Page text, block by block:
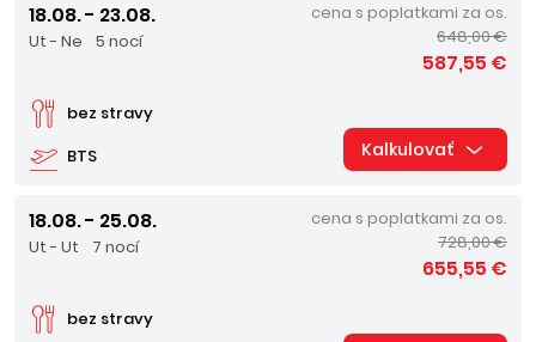
18.08. - 23.08.
Ut - Ne 5 nocí
BTS
bez stravy
cena s poplatkami za os.
648,00 €
587,55 €
Kalkulovať
18.08. - 25.08.
Ut - Ut 7 nocí
bez stravy
cena s poplatkami za os.
728,00 €
655,55 €